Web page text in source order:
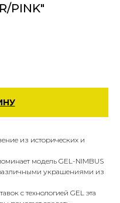
PINK"
из исторических и
модель GEL-NIMBUS
различными украшениями из
с технологией GEL эта